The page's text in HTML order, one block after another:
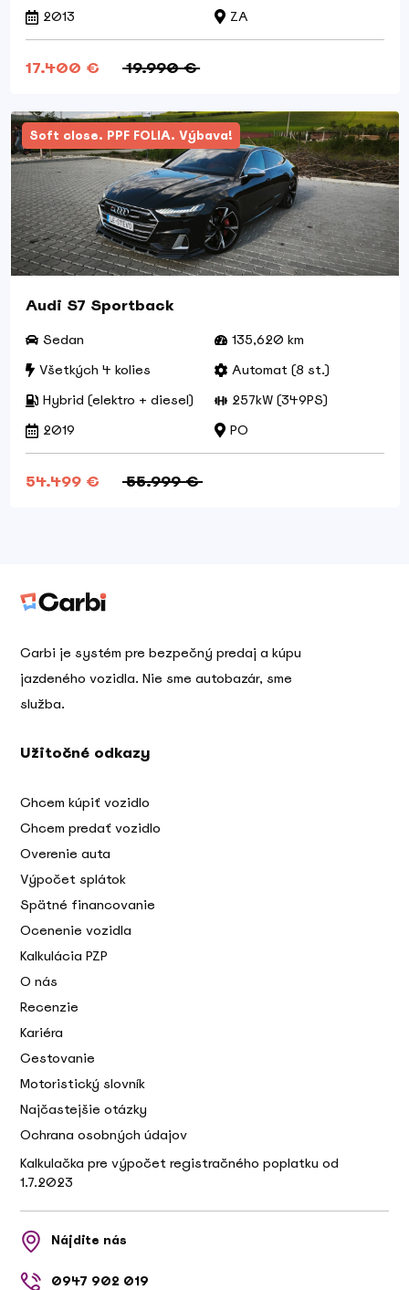
2013
ZA
17.400 € 19.990 €
Soft close. PPF FOLIA. Výbava!
Audi S7 Sportback
Sedan
135,620 km
Všetkých 4 kolies
Automat (8 st.)
Hybrid (elektro + diesel)
257kW (349PS)
2019
PO
54.499 € 55.999 €
Carbi je systém pre bezpečný predaj a kúpu
jazdeného vozidla. Nie sme autobazár, sme
služba.
Užitočné odkazy
Chcem kúpiť vozidlo
Chcem predať vozidlo
Overenie auta
Výpočet splátok
Spätné financovanie
Ocenenie vozidla
Kalkulácia PZP
O nás
Recenzie
Kariéra
Cestovanie
Motoristický slovník
Najčastejšie otázky
Ochrana osobných údajov
Kalkulačka pre výpočet registračného poplatku od
1.7.2023
Nájdite nás
0947 902 019